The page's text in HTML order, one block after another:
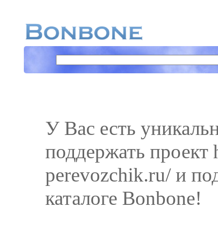
У Вас есть
поддержать
perevozchik.ru/ и
каталоге Bonbone!